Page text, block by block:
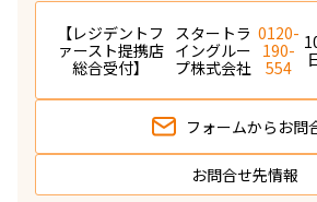
【レジデントフ
ァースト提携店
総合受付】
スタートラ
イングルー
プ株式会社
0120-
190-
554
フォームから お問
お問合せ先情報